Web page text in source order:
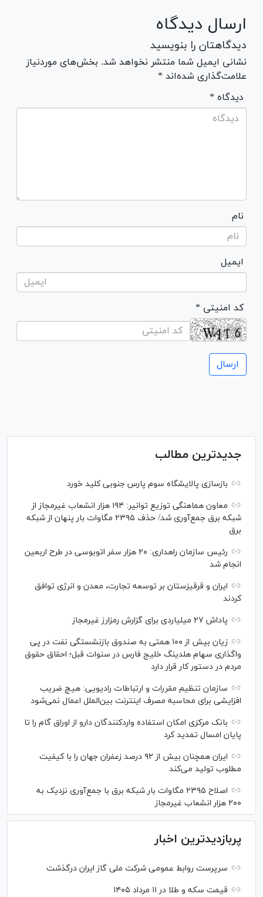
ارسال دیدگاه
دیدگاهتان را بنویسید
نشانی ایمیل شما منتشر نخواهد شد. بخش‌های موردنیاز
علامت‌گذاری شده‌اند *
* دیدگاه
نام
ایمیل
* کد امنیتی
جدیدترین مطالب
بازسازی پالایشگاه سوم پارس جنوبی کلید خورد
معاون هماهنگی توزیع توانیر: ۱۹۴ هزار انشعاب غیرمجاز از
شبکه برق جمع‌آوری شد/ حذف ۲۳۹۵ مگاوات بار پنهان از شبکه
برق
رئیس سازمان راهداری: ۲۰ هزار سفر اتوبوسی در طرح اربعین
انجام شد
ایران و قرقیزستان بر توسعه تجارت، معدن و انرژی توافق
کردند
پاداش ۲۷ میلیاردی برای گزارش رمزارز غیرمجاز
زیان بیش از ۱۰۰ همتی به صندوق بازنشستگی نفت در پی
واگذاری سهام هلدینگ خلیج فارس در سنوات قبل؛ احقاق حقوق
مردم در دستور کار قرار دارد
سازمان تنظیم مقررات و ارتباطات رادیویی: هیچ ضریب
افزایشی برای محاسبه مصرف اینترنت بین‌الملل اعمال نمی‌شود
بانک مرکزی امکان استفاده واردکنندگان دارو از اوراق گام را تا
پایان امسال تمدید کرد
ایران همچنان بیش از ۹۲ درصد زعفران جهان را با کیفیت
مطلوب تولید می‌کند
اصلاح ۲۳۹۵ مگاوات بار شبکه برق با جمع‌آوری نزدیک به
۲۰۰ هزار انشعاب غیرمجاز
پربازدیدترین اخبار
سرپرست روابط عمومی شرکت ملی گاز ایران درگذشت
قیمت سکه و طلا در ۱۱ مرداد ۱۴۰۵